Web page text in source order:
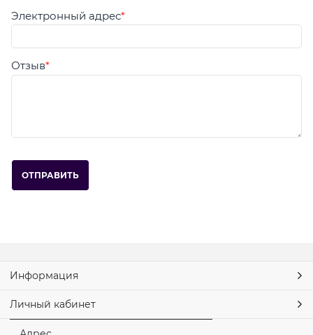
Электронный адрес
Отзыв
Информация
Личный кабинет